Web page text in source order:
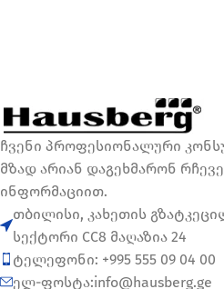
ჩვენი პროფესიონალური
მზად არიან დაგეხმარონ
ინფორმაციით.
თბილისი, კახეთის
სექტორი CC8 მაღაზია 24
ტელეფონი: +995 555 09 04 00
ელ-ფოსტა:info@hausberg.ge